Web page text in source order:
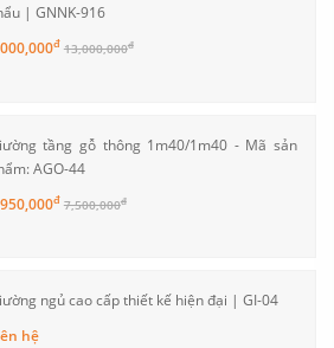
| GNNK-916
đ 13,000,000đ
tầng gỗ thông 1m40/1m40 - Mã sản
AGO-44
đ 7,500,000đ
ngủ cao cấp thiết kế hiện đại | GI-04
hệ